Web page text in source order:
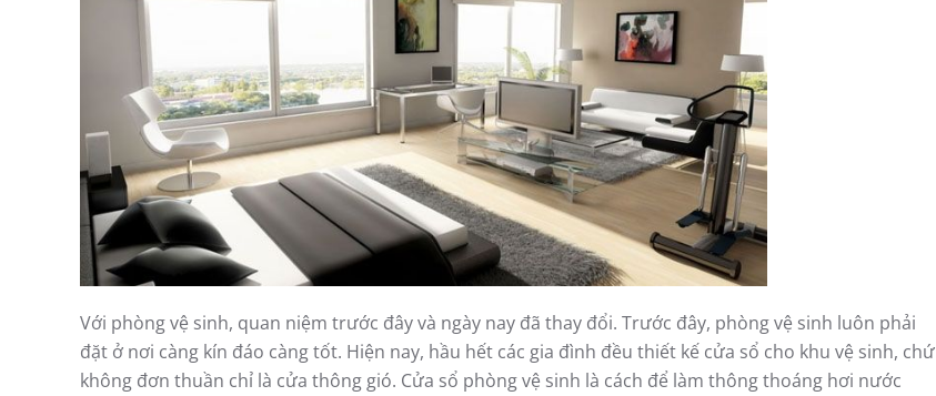
Với phòng vệ sinh, quan niệm trước đây và ngày nay đã thay đổi. Trước đây, phòng vệ sinh luôn phải
đặt ở nơi càng kín đáo càng tốt. Hiện nay, hầu hết các gia đình đều thiết kế cửa sổ cho khu vệ sinh, chứ
không đơn thuần chỉ là cửa thông gió. Cửa sổ phòng vệ sinh là cách để làm thông thoáng hơi nước